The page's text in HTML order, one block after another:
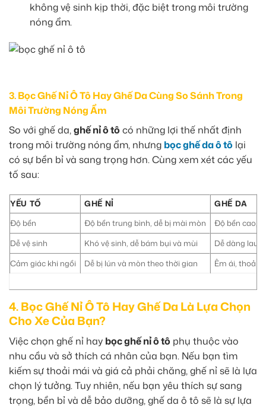
không vệ sinh kịp thời, đặc biệt trong môi trường
nóng ẩm.
3. Bọc Ghế Nỉ Ô Tô Hay Ghế Da Cùng So Sánh Trong
Môi Trường Nóng Ẩm
So với ghế da,ghế nỉ ô tô có những lợi thế nhất định
trong môi trường nóng ẩm, nhưng bọc ghế da ô tô lại
có sự bền bỉ và sang trọng hơn. Cùng xem xét các yếu
tố sau:
YẾU TỐ GHẾ NỈ
GHẾ DA
Độ bền
Độ bền trung bình, dễ bị mài mòn
Độ bền cao,
Dễ vệ sinh
Khó vệ sinh, dễ bám bụi và mùi
Dễ dàng lau
Cảm giác khi ngồi
Dễ bị lún và mòn theo thời gian Êm ái, thoải
4. Bọc Ghế Nỉ Ô Tô Hay Ghế Da Là Lựa Chọn
Cho Xe Của Bạn?
Việc chọn ghế nỉ hay bọc ghế nỉ ô tô phụ thuộc vào
nhu cầu và sở thích cá nhân của bạn. Nếu bạn tìm
kiếm sự thoải mái và giá cả phải chăng, ghế nỉ sẽ là lựa
chọn lý tưởng. Tuy nhiên, nếu bạn yêu thích sự sang
trọng, bền bỉ và dễ bảo dưỡng, ghế da ô tô sẽ là sự lựa